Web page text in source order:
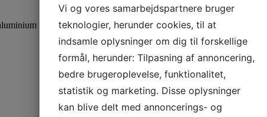
med CE-mærket reflekstype 3. Opfylder gældende krav fra
Vi og vores samarbejdspartnere bruger
teknologier, herunder cookies, til at
indsamle oplysninger om dig til forskellige
formål, herunder: Tilpasning af annoncering,
bedre brugeroplevelse, funktionalitet,
statistik og marketing. Disse oplysninger
kan blive delt med annoncerings- og